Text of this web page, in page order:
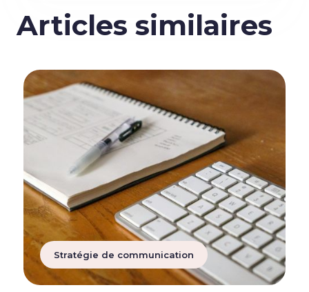
Articles similaires
Stratégie de communication